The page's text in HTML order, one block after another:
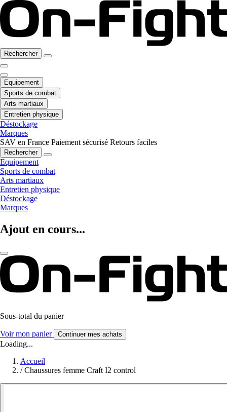
Rechercher
Equipement
Sports de combat
Arts martiaux
Entretien physique
Déstockage
Marques
SAV en France Paiement sécurisé Retours faciles
Rechercher
Equipement
Sports de combat
Arts martiaux
Entretien physique
Déstockage
Marques
Ajout en cours...
Sous-total du panier
Voir mon panier Continuer mes achats
Loading...
Accueil
/ Chaussures femme Craft I2 control